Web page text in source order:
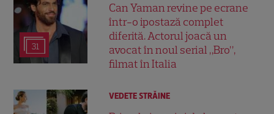
31
Can Yaman revine pe ecrane
într-o ipostază complet
diferită. Actorul joacă un
avocat în noul serial „Bro”,
filmat în Italia
VEDETE STRĂINE